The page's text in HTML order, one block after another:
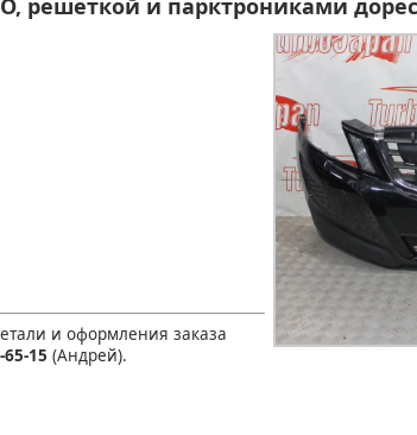
решеткой и парктрониками
и оформления заказа
15 (Андрей).